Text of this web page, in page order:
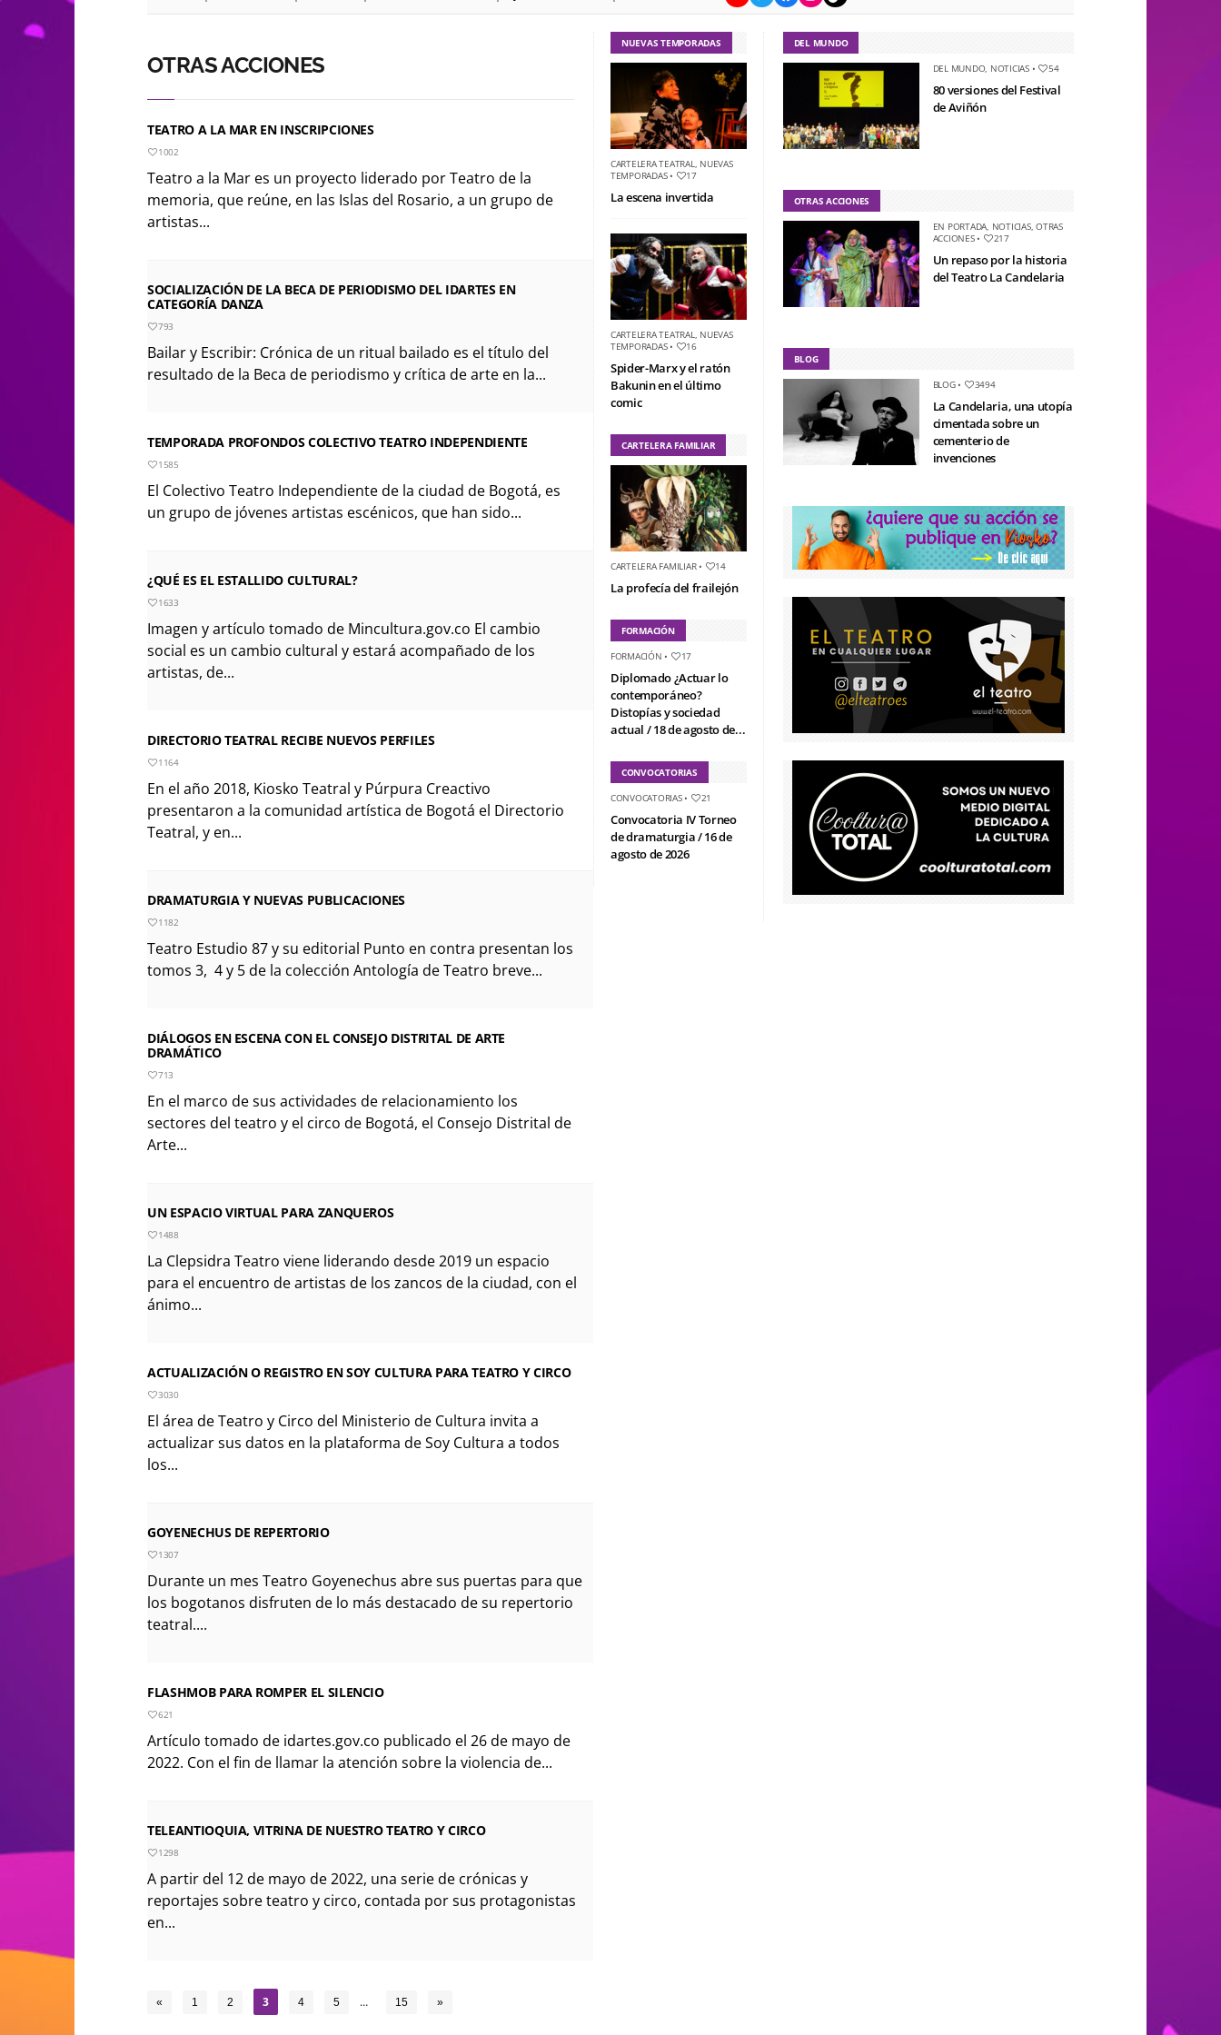
OTRAS ACCIONES
TEATRO A LA MAR EN INSCRIPCIONES
1002
Teatro a la Mar es un proyecto liderado por Teatro de la
memoria, que reúne, en las Islas del Rosario, a un grupo de
artistas...
SOCIALIZACIÓN DE LA BECA DE PERIODISMO DEL IDARTES EN
CATEGORÍA DANZA
793
Bailar y Escribir: Crónica de un ritual bailado es el título del
resultado de la Beca de periodismo y crítica de arte en la...
TEMPORADA PROFONDOS COLECTIVO TEATRO INDEPENDIENTE
1585
El Colectivo Teatro Independiente de la ciudad de Bogotá, es
un grupo de jóvenes artistas escénicos, que han sido...
¿QUÉ ES EL ESTALLIDO CULTURAL?
1633
Imagen y artículo tomado de Mincultura.gov.co El cambio
social es un cambio cultural y estará acompañado de los
artistas, de...
DIRECTORIO TEATRAL RECIBE NUEVOS PERFILES
1164
En el año 2018, Kiosko Teatral y Púrpura Creactivo
presentaron a la comunidad artística de Bogotá el Directorio
Teatral, y en...
DRAMATURGIA Y NUEVAS PUBLICACIONES
1182
Teatro Estudio 87 y su editorial Punto en contra presentan los
tomos 3, 4 y 5 de la colección Antología de Teatro breve...
DIÁLOGOS EN ESCENA CON EL CONSEJO DISTRITAL DE ARTE
DRAMÁTICO
713
En el marco de sus actividades de relacionamiento los
sectores del teatro y el circo de Bogotá, el Consejo Distrital de
Arte...
UN ESPACIO VIRTUAL PARA ZANQUEROS
1488
La Clepsidra Teatro viene liderando desde 2019 un espacio
para el encuentro de artistas de los zancos de la ciudad, con el
ánimo...
ACTUALIZACIÓN O REGISTRO EN SOY CULTURA PARA TEATRO Y CIRCO
3030
El área de Teatro y Circo del Ministerio de Cultura invita a
actualizar sus datos en la plataforma de Soy Cultura a todos
los...
GOYENECHUS DE REPERTORIO
1307
Durante un mes Teatro Goyenechus abre sus puertas para que
los bogotanos disfruten de lo más destacado de su repertorio
teatral....
FLASHMOB PARA ROMPER EL SILENCIO
621
Artículo tomado de idartes.gov.co publicado el 26 de mayo de
2022. Con el fin de llamar la atención sobre la violencia de...
TELEANTIOQUIA, VITRINA DE NUESTRO TEATRO Y CIRCO
1298
A partir del 12 de mayo de 2022, una serie de crónicas y
reportajes sobre teatro y circo, contada por sus protagonistas
en...
« 1 2 3 4 5 … 15 »
NUEVAS TEMPORADAS
CARTELERA TEATRAL, NUEVAS
TEMPORADAS• 17
La escena invertida
CARTELERA TEATRAL, NUEVAS
TEMPORADAS• 16
Spider-Marx y el ratón
Bakunin en el último
comic
CARTELERA FAMILIAR
CARTELERA FAMILIAR• 14
La profecía del frailejón
FORMACIÓN
FORMACIÓN • 17
Diplomado ¿Actuar lo
contemporáneo?
Distopías y sociedad
actual / 18 de agosto de...
CONVOCATORIAS
CONVOCATORIAS• 21
Convocatoria IV Torneo
de dramaturgia / 16 de
agosto de 2026
DEL MUNDO
DEL MUNDO, NOTICIAS• 54
80 versiones del Festival
de Aviñón
OTRAS ACCIONES
EN PORTADA, NOTICIAS,OTRAS
ACCIONES• 217
Un repaso por la historia
del Teatro La Candelaria
BLOG
BLOG• 3494
La Candelaria, una utopía
cimentada sobre un
cementerio de
invenciones